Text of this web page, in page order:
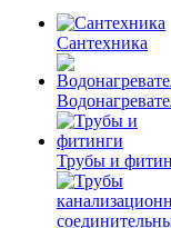
Сантехника
Трубы и